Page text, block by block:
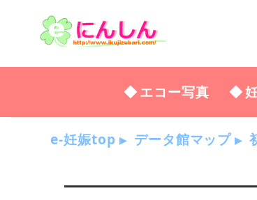
エコー写真
e-妊娠top データ館マップ